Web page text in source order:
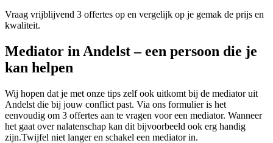
Vraag vrijblijvend 3 offertes op en vergelijk op je gemak de prijs en
kwaliteit.
Mediator in Andelst – een persoon die je
kan helpen
Wij hopen dat je met onze tips zelf ook uitkomt bij de mediator uit
Andelst die bij jouw conflict past. Via ons formulier is het
eenvoudig om 3 offertes aan te vragen voor een mediator. Wanneer
het gaat over nalatenschap kan dit bijvoorbeeld ook erg handig
zijn.Twijfel niet langer en schakel een mediator in.